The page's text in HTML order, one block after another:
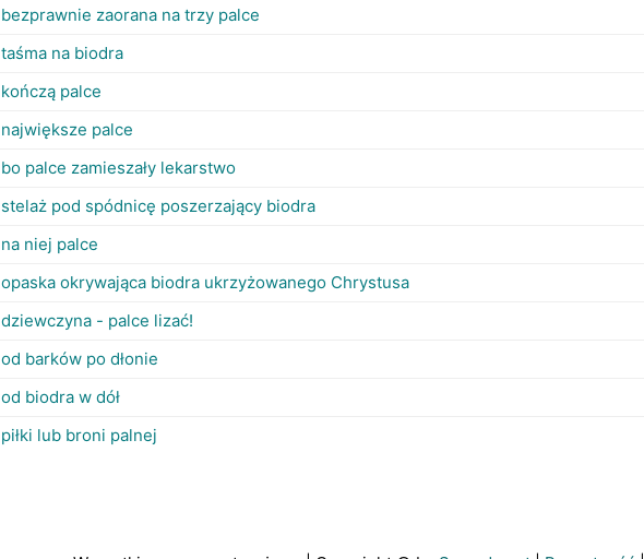
bezprawnie zaorana na trzy palce
taśma na biodra
kończą palce
największe palce
bo palce zamieszały lekarstwo
stelaż pod spódnicę poszerzający biodra
na niej palce
opaska okrywająca biodra ukrzyżowanego Chrystusa
dziewczyna - palce lizać!
od barków po dłonie
od biodra w dół
piłki lub broni palnej